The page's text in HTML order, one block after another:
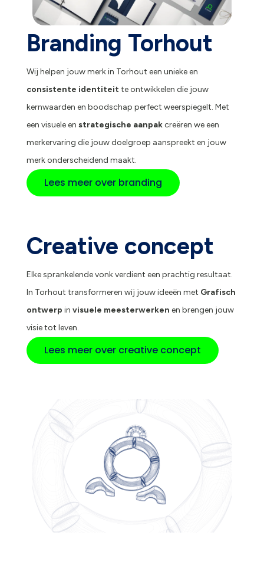
Branding Torhout
Wij helpen jouw merk in Torhout een unieke en
consistente identiteitte ontwikkelen die jouw
kernwaarden en boodschap perfect weerspiegelt. Met
een visuele en strategische aanpakcreëren we een
merkervaring die jouw doelgroep aanspreekt en jouw
merk onderscheidend maakt.
Lees meer over branding
Creative concept
Elke sprankelende vonk verdient een prachtig resultaat.
In Torhout transformeren wij jouw ideeën met Grafisch
ontwerp in visuele meesterwerken en brengen jouw
visie tot leven.
Lees meer over creative concept